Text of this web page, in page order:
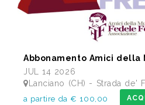
JUL 14 2026
Lanciano (CH) - Strada de' Frentani, 6 -
a partire da € 100,00